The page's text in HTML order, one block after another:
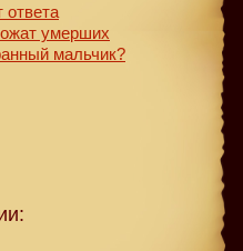
ответа
умерших
мальчик?